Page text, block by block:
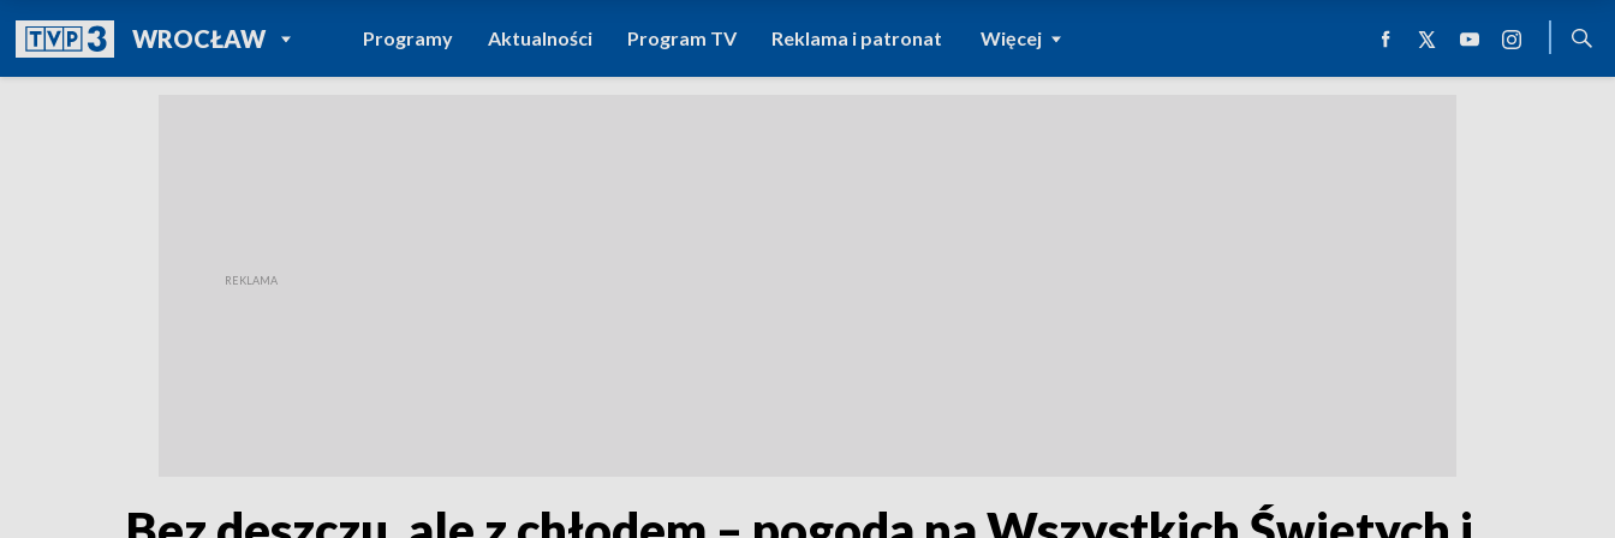
WROCŁAWPOWRÓT DO
TVP REGIONY
Programy Aktualności Program TV Reklama i patronat Więcej